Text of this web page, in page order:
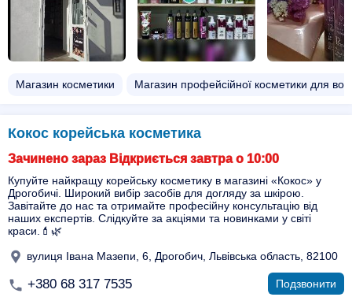
Магазин косметики Магазин профейсійної косметики для
Кокос корейська косметика
Зачинено зараз Відкриється завтра о 10:00
Купуйте найкращу корейську косметику в магазині «Кокос» у
Дрогобичі. Широкий вибір засобів для догляду за шкірою.
Завітайте до нас та отримайте професійну консультацію від
наших експертів. Слідкуйте за акціями та новинками у світі
краси.💄🌿
вулиця Івана Мазепи, 6, Дрогобич, Львівська область, 82100
+380 68 317 7535 Подзвонити